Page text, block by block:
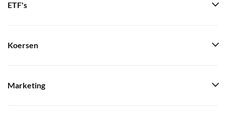
ETF's
Koersen
Marketing